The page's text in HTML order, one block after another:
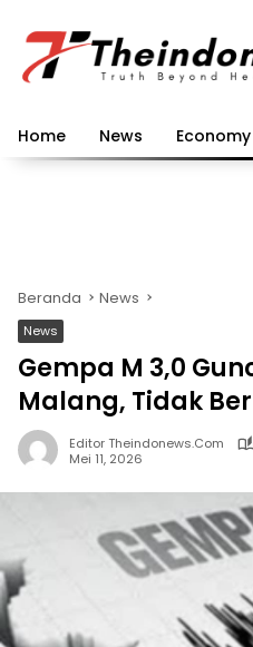
konten
Home News Economy
Beranda News
News
Gempa M 3,0
Malang, Tidak
Editor Theindonews.com
Mei 11, 2026